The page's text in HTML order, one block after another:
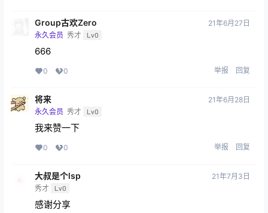
Group古欢Zero
永久会员 秀才 Lv0
21年6月27日
666
0 0 举报 回复
将来
永久会员 秀才 Lv0
21年6月28日
我来赞一下
0 0 举报 回复
大叔是个lsp
秀才 Lv0
21年7月3日
感谢分享